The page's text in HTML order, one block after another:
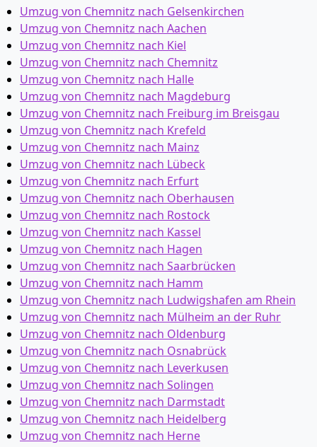
Umzug von Chemnitz nach Gelsenkirchen
Umzug von Chemnitz nach Aachen
Umzug von Chemnitz nach Kiel
Umzug von Chemnitz nach Chemnitz
Umzug von Chemnitz nach Halle
Umzug von Chemnitz nach Magdeburg
Umzug von Chemnitz nach Freiburg im Breisgau
Umzug von Chemnitz nach Krefeld
Umzug von Chemnitz nach Mainz
Umzug von Chemnitz nach Lübeck
Umzug von Chemnitz nach Erfurt
Umzug von Chemnitz nach Oberhausen
Umzug von Chemnitz nach Rostock
Umzug von Chemnitz nach Kassel
Umzug von Chemnitz nach Hagen
Umzug von Chemnitz nach Saarbrücken
Umzug von Chemnitz nach Hamm
Umzug von Chemnitz nach Ludwigshafen am Rhein
Umzug von Chemnitz nach Mülheim an der Ruhr
Umzug von Chemnitz nach Oldenburg
Umzug von Chemnitz nach Osnabrück
Umzug von Chemnitz nach Leverkusen
Umzug von Chemnitz nach Solingen
Umzug von Chemnitz nach Darmstadt
Umzug von Chemnitz nach Heidelberg
Umzug von Chemnitz nach Herne